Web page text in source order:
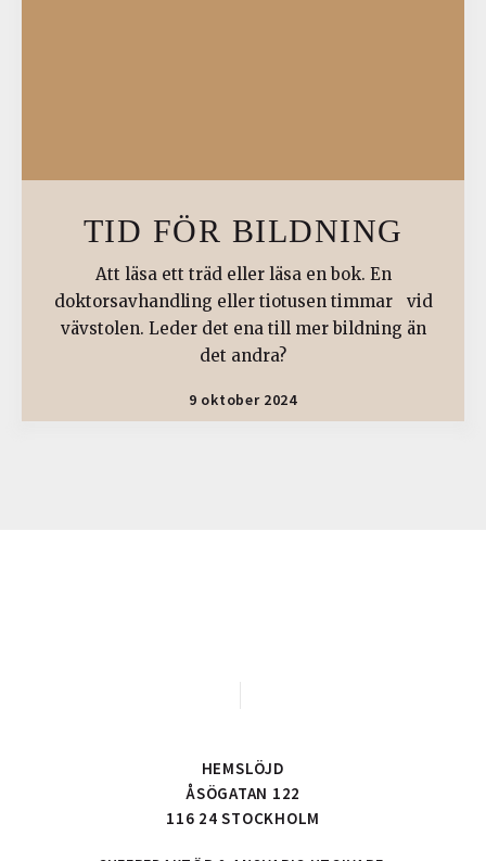
TID FÖR BILDNING
Att läsa ett träd eller läsa en bok. En
doktorsavhandling eller tiotusen timmar vid
vävstolen. Leder det ena till mer bildning än
det andra?
9 oktober 2024
HEMSLÖJD
ÅSÖGATAN 122
116 24 STOCKHOLM